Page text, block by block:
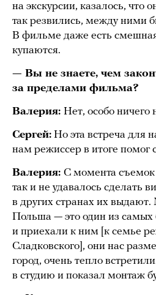
на экскурсии, казалось, что
так резвились, между ними
В фильме даже есть
купаются.
— Вы не знаете, чем
за пределами фильма?
Валерия: Нет, особо ничего
Сергей: Но эта встреча для
нам режиссер в итоге помог
Валерия: С момента
так и не удавалось сделать
в других странах их
Польша — это один из самых
и приехали к ним [к семье
Сладковского], они нас
город, очень тепло
в студию и показал монтаж